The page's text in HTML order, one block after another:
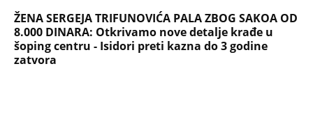
ŽENA SERGEJA TRIFUNOVIĆA PALA ZBOG SAKOA OD
8.000 DINARA: Otkrivamo nove detalje krađe u
šoping centru - Isidori preti kazna do 3 godine
zatvora